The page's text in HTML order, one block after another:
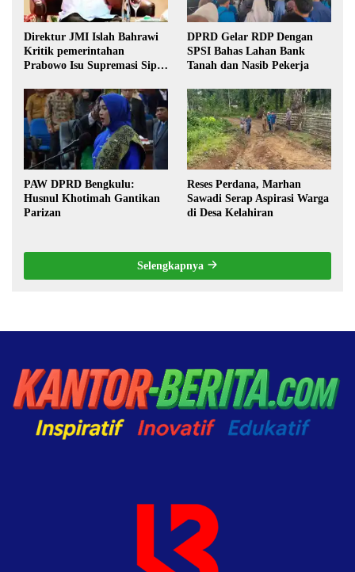
Direktur JMI Islah Bahrawi
Kritik pemerintahan
Prabowo Isu Supremasi Sipil,
Pilkada oleh DPRD
DPRD Gelar RDP Dengan
SPSI Bahas Lahan Bank
Tanah dan Nasib Pekerja
PAW DPRD Bengkulu:
Husnul Khotimah Gantikan
Parizan
Reses Perdana, Marhan
Sawadi Serap Aspirasi Warga
di Desa Kelahiran
Selengkapnya